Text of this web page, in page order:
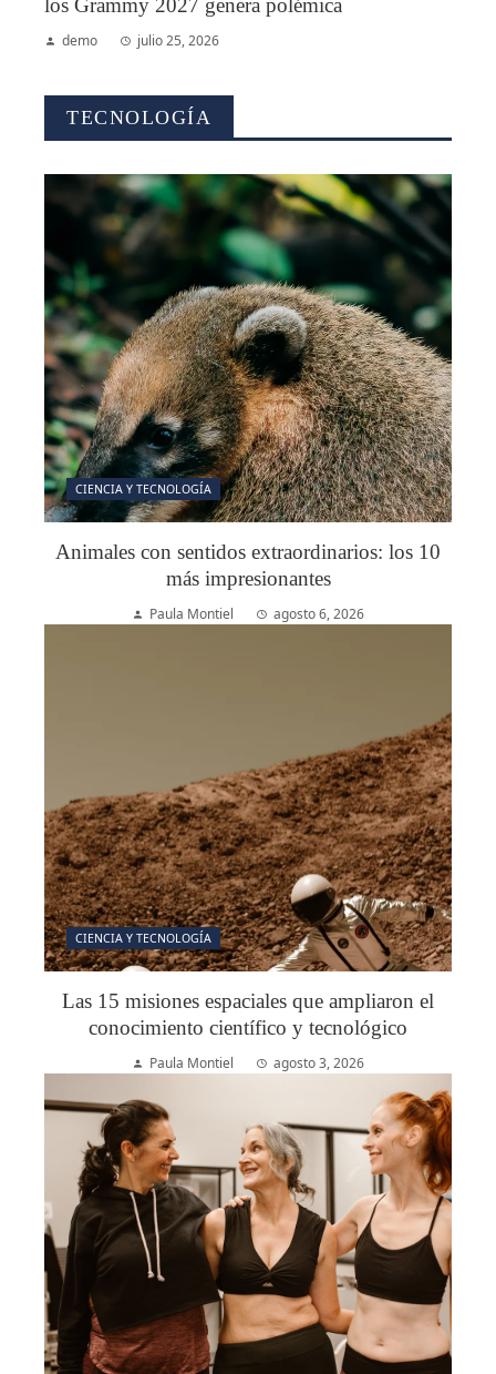
los Grammy 2027 genera polémica
demo julio 25, 2026
TECNOLOGÍA
CIENCIA Y TECNOLOGÍA
Animales con sentidos extraordinarios: los 10
más impresionantes
Paula Montiel agosto 6, 2026
CIENCIA Y TECNOLOGÍA
Las 15 misiones espaciales que ampliaron el
conocimiento científico y tecnológico
Paula Montiel agosto 3, 2026